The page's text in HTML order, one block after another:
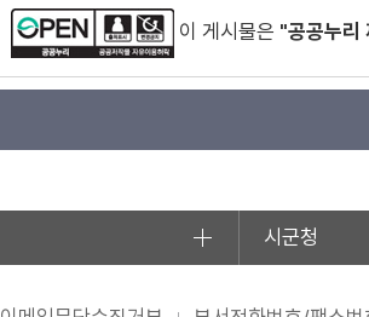
이 게시물은 "공공누리
시군청